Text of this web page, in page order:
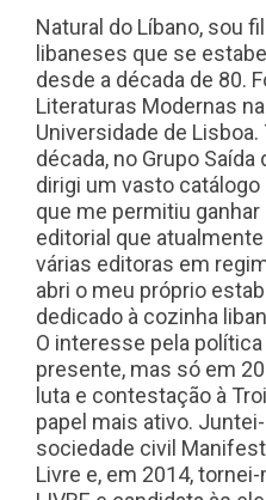
Natural do Líbano, sou
libaneses que se
desde a década de 80.
Literaturas Modernas
Universidade de
década, no Grupo
dirigi um vasto
que me permitiu
editorial que
várias editoras em
abri o meu próprio
dedicado à cozinha
O interesse pela
presente, mas só em
luta e contestação à
papel mais ativo.
sociedade civil
Livre e, em 2014,